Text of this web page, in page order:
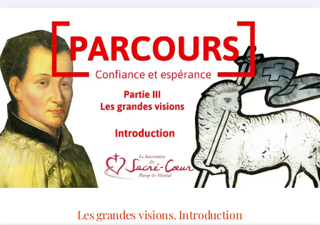
Les grandes visions. Introduction